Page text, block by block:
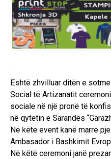
Është zhvilluar ditën e
Social të Artizanatit
sociale në një pronë të
në qytetin e Sarandës
Në këtë event kanë marrë
Ambasador i Bashkimit
Në këtë ceremoni janë